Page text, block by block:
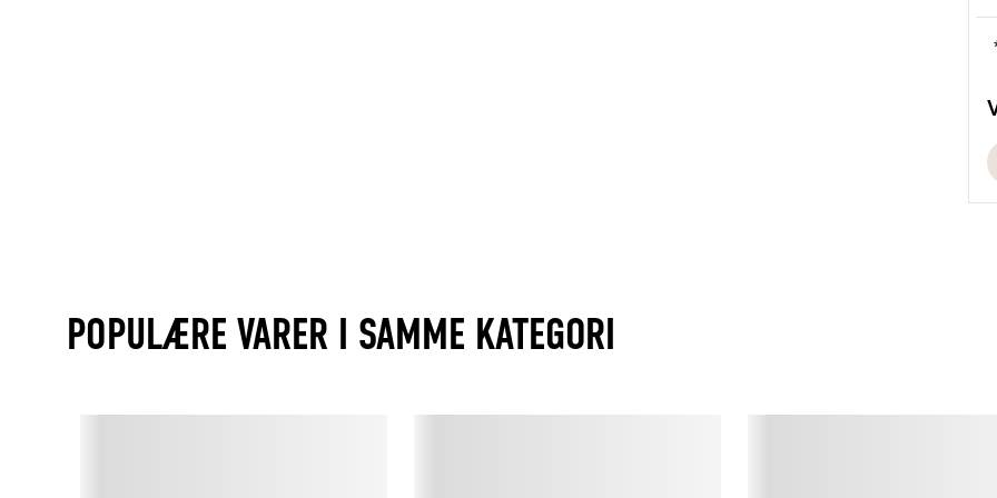
POPULÆRE VARER I SAMME KATEGORI